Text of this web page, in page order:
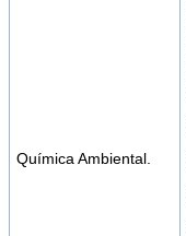
Química Ambiental.